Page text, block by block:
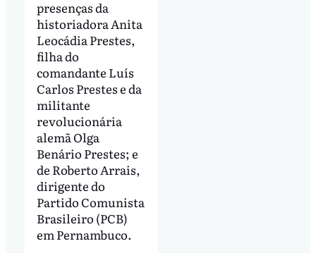
presenças da
historiadora Anita
Leocádia Prestes,
filha do
comandante Luís
Carlos Prestes e da
militante
revolucionária
alemã Olga
Benário Prestes; e
de Roberto Arrais,
dirigente do
Partido Comunista
Brasileiro (PCB)
em Pernambuco.